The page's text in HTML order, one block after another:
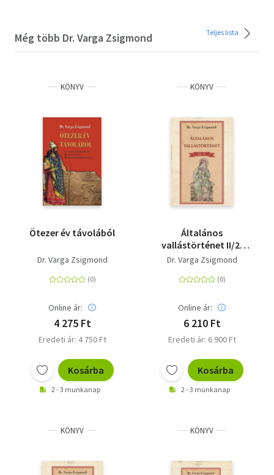
Még több Dr. Varga Zsigmond Teljes lista
KÖNYV
Ötezer év távolából
Dr. Varga Zsigmond
Online ár:
4 275 Ft
Eredeti ár: 4 750 Ft
Kosárba
2 - 3 munkanap
KÖNYV
Általános
vallástörténet II/2.
kötet
Dr. Varga Zsigmond
Online ár:
6 210 Ft
Eredeti ár: 6 900 Ft
Kosárba
2 - 3 munkanap
KÖNYV KÖNYV